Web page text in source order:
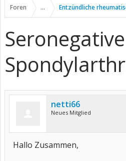
Foren ... Entzündliche
Seronegative
netti66
Neues Mitglied
Hallo Zusammen,